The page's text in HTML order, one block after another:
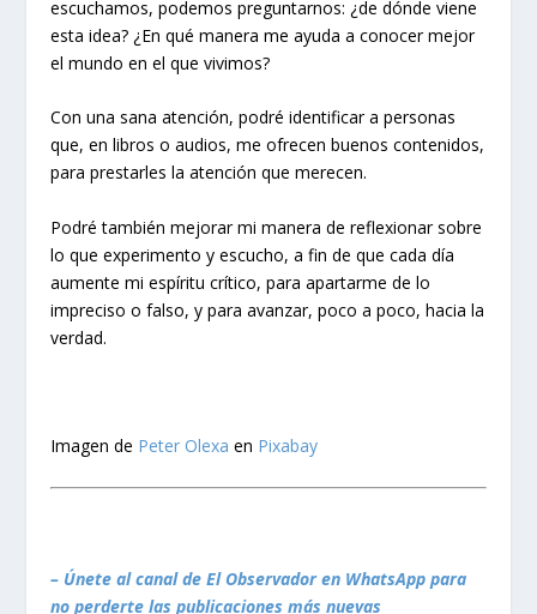
escuchamos, podemos preguntarnos: ¿de dónde viene
esta idea? ¿En qué manera me ayuda a conocer mejor
el mundo en el que vivimos?
Con una sana atención, podré identificar a personas
que, en libros o audios, me ofrecen buenos contenidos,
para prestarles la atención que merecen.
Podré también mejorar mi manera de reflexionar sobre
lo que experimento y escucho, a fin de que cada día
aumente mi espíritu crítico, para apartarme de lo
impreciso o falso, y para avanzar, poco a poco, hacia la
verdad.
Imagen de Peter Olexa en Pixabay
– Únete al canal de El Observador en WhatsApp para
no perderte las publicaciones más nuevas